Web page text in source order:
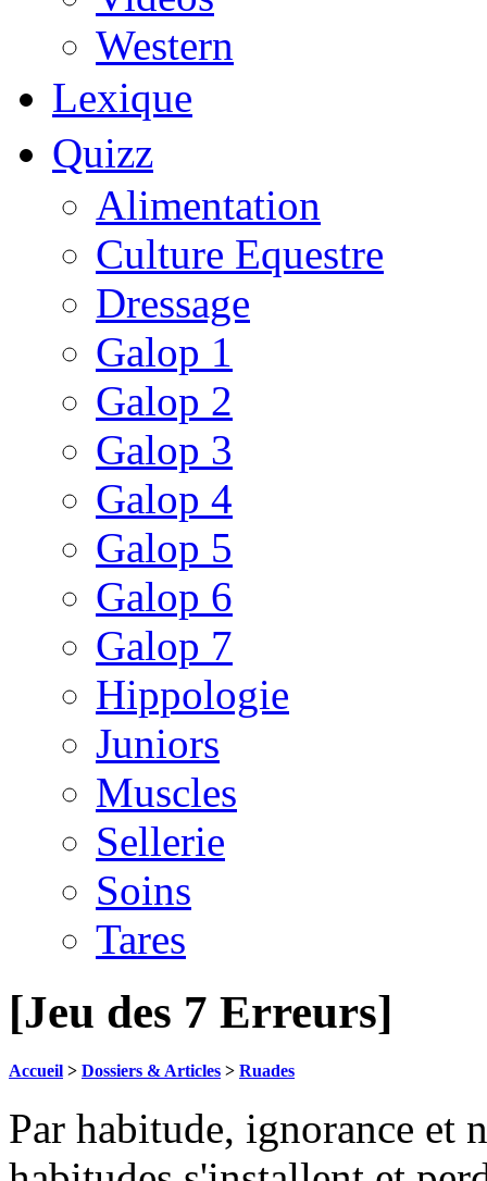
Western
Lexique
Quizz
Alimentation
Culture Equestre
Dressage
Galop 1
Galop 2
Galop 3
Galop 4
Galop 5
Galop 6
Galop 7
Hippologie
Juniors
Muscles
Sellerie
Soins
Tares
[Jeu des 7 Erreurs]
Accueil > Dossiers & Articles > Ruades
Par habitude, ignorance et